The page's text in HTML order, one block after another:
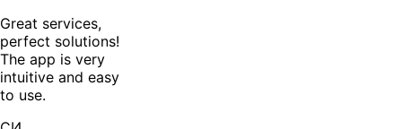
Great services,
perfect solutions!
The app is very
intuitive and easy
to use.